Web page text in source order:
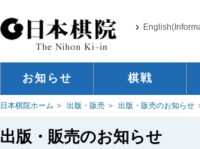
お知らせ 棋戦
日本棋院ホーム 出版・販売 出版・販売のお知らせ
出版・販売のお知らせ